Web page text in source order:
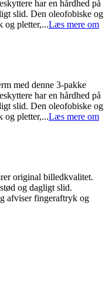
har en hårdhed på
slid. Den oleofobiske og
og pletter,...Læs mere om
med denne 3-pakke
har en hårdhed på
slid. Den oleofobiske og
og pletter,...Læs mere om
original billedkvalitet.
og dagligt slid.
afviser fingeraftryk og